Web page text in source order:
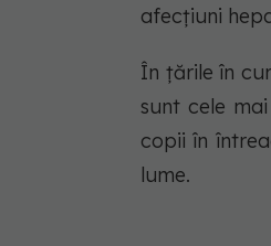
afecțiuni
În țările în
sunt cele
copii în
lume.